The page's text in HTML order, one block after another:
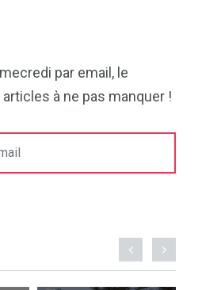
par email, le
à ne pas manquer !